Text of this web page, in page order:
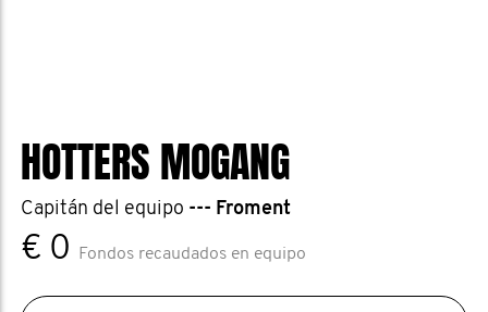
HOTTERS MOGANG
Capitán del equipo --- Froment
€ 0 Fondos recaudados en equipo